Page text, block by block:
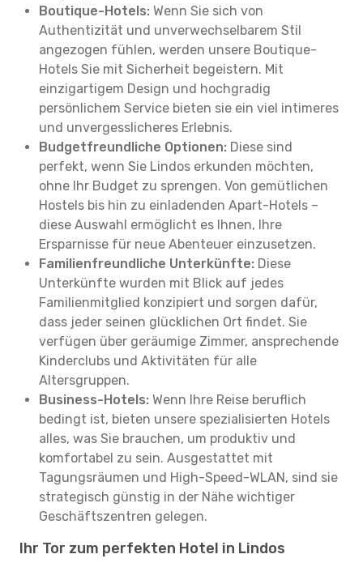
Boutique-Hotels: Wenn Sie sich von
Authentizität und unverwechselbarem Stil
angezogen fühlen, werden unsere Boutique-
Hotels Sie mit Sicherheit begeistern. Mit
einzigartigem Design und hochgradig
persönlichem Service bieten sie ein viel intimeres
und unvergesslicheres Erlebnis.
Budgetfreundliche Optionen: Diese sind
perfekt, wenn Sie Lindos erkunden möchten,
ohne Ihr Budget zu sprengen. Von gemütlichen
Hostels bis hin zu einladenden Apart-Hotels –
diese Auswahl ermöglicht es Ihnen, Ihre
Ersparnisse für neue Abenteuer einzusetzen.
Familienfreundliche Unterkünfte: Diese
Unterkünfte wurden mit Blick auf jedes
Familienmitglied konzipiert und sorgen dafür,
dass jeder seinen glücklichen Ort findet. Sie
verfügen über geräumige Zimmer, ansprechende
Kinderclubs und Aktivitäten für alle
Altersgruppen.
Business-Hotels: Wenn Ihre Reise beruflich
bedingt ist, bieten unsere spezialisierten Hotels
alles, was Sie brauchen, um produktiv und
komfortabel zu sein. Ausgestattet mit
Tagungsräumen und High-Speed-WLAN, sind sie
strategisch günstig in der Nähe wichtiger
Geschäftszentren gelegen.
Ihr Tor zum perfekten Hotel in Lindos